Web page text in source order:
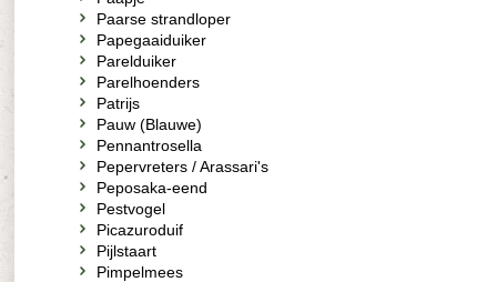
Paarse strandloper
Papegaaiduiker
Parelduiker
Parelhoenders
Patrijs
Pauw (Blauwe)
Pennantrosella
Pepervreters / Arassari's
Peposaka-eend
Pestvogel
Picazuroduif
Pijlstaart
Pimpelmees